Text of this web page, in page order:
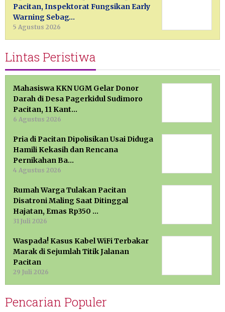
Pacitan, Inspektorat Fungsikan Early
Warning Sebag…
5 Agustus 2026
Lintas Peristiwa
Mahasiswa KKN UGM Gelar Donor
Darah di Desa Pagerkidul Sudimoro
Pacitan, 11 Kant…
6 Agustus 2026
Pria di Pacitan Dipolisikan Usai Diduga
Hamili Kekasih dan Rencana
Pernikahan Ba…
4 Agustus 2026
Rumah Warga Tulakan Pacitan
Disatroni Maling Saat Ditinggal
Hajatan, Emas Rp350 …
31 Juli 2026
Waspada! Kasus Kabel WiFi Terbakar
Marak di Sejumlah Titik Jalanan
Pacitan
29 Juli 2026
Pencarian Populer